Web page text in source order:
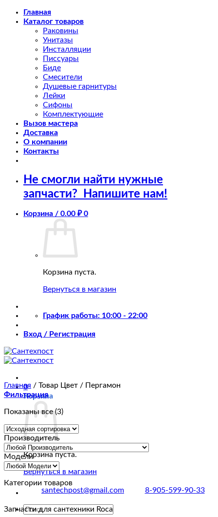
Skip
Главная
Каталог товаров
Раковины
Унитазы
Инсталляции
Писсуары
Биде
Смесители
Душевые гарнитуры
Лейки
Сифоны
Комплектующие
Вызов мастера
Доставка
О компании
Контакты
Не смогли найти нужные
запчасти?
Напишите нам!
Корзина / 0.00 ₽ 0
Корзина пуста.
Вернуться в магазин
График работы: 10:00 - 22:00
Вход / Регистрация
0
Корзина
Корзина пуста.
Вернуться в магазин
santechpost@gmail.com 8-905-599-90-33
Искать:
Главная / Товар Цвет / Пергамон
Фильтрация
Показаны все (3)
Производитель
Модели
Категории товаров
Запчасти для сантехники Roca